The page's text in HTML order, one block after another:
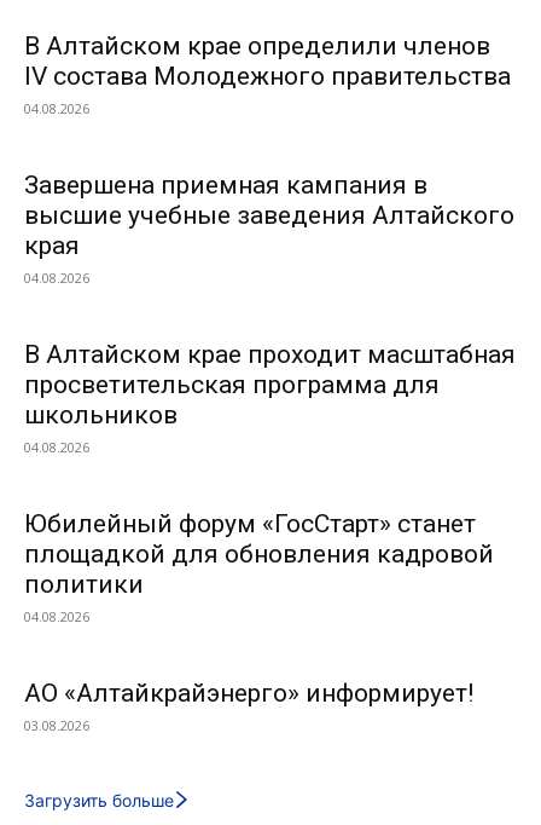
В Алтайском крае определили членов
IV состава Молодежного правительства
04.08.2026
Завершена приемная кампания в
высшие учебные заведения Алтайского
края
04.08.2026
В Алтайском крае проходит масштабная
просветительская программа для
школьников
04.08.2026
Юбилейный форум «ГосСтарт» станет
площадкой для обновления кадровой
политики
04.08.2026
АО «Алтайкрайэнерго» информирует!
03.08.2026
Загрузить больше